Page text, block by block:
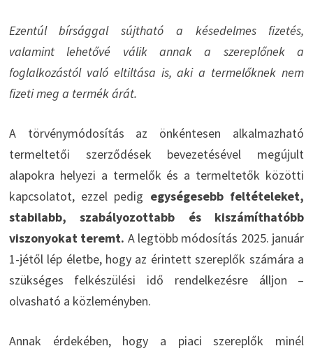
Ezentúl bírsággal sújtható a késedelmes fizetés,
valamint lehetővé válik annak a szereplőnek a
foglalkozástól való eltiltása is, aki a termelőknek nem
fizeti meg a termék árát.
A törvénymódosítás az önkéntesen alkalmazható
termeltetői szerződések bevezetésével megújult
alapokra helyezi a termelők és a termeltetők közötti
kapcsolatot, ezzel pedig egységesebb feltételeket,
stabilabb, szabályozottabb és kiszámíthatóbb
viszonyokat teremt. A legtöbb módosítás 2025. január
1-jétől lép életbe, hogy az érintett szereplők számára a
szükséges felkészülési idő rendelkezésre álljon –
olvasható a közleményben.
Annak érdekében, hogy a piaci szereplők minél